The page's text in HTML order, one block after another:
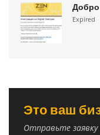
Добро
Expired
Это ваш
Отправьте